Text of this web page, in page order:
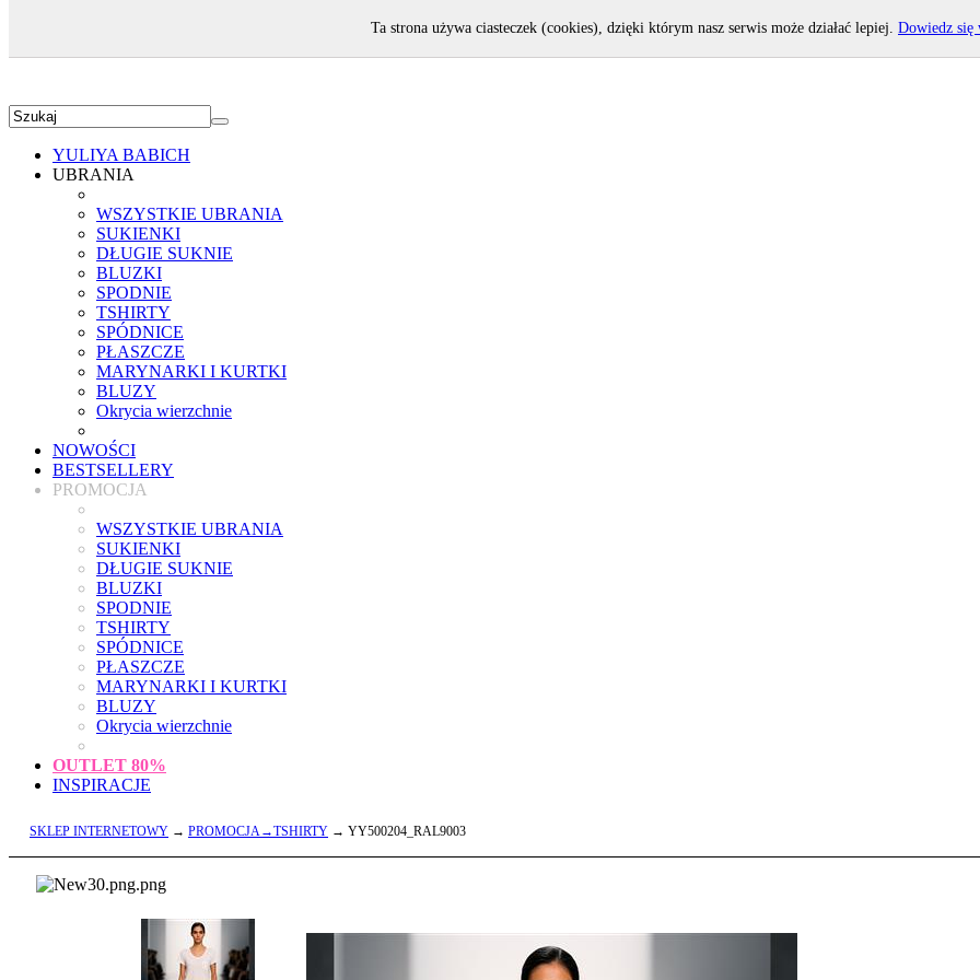
YULIYA BABICH
UBRANIA
WSZYSTKIE UBRANIA
SUKIENKI
DŁUGIE SUKNIE
BLUZKI
SPODNIE
TSHIRTY
SPÓDNICE
PŁASZCZE
MARYNARKI I KURTKI
BLUZY
Okrycia wierzchnie
NOWOŚCI
BESTSELLERY
PROMOCJA
WSZYSTKIE UBRANIA
SUKIENKI
DŁUGIE SUKNIE
BLUZKI
SPODNIE
TSHIRTY
SPÓDNICE
PŁASZCZE
MARYNARKI I KURTKI
BLUZY
Okrycia wierzchnie
OUTLET 80%
INSPIRACJE
SKLEP INTERNETOWY → PROMOCJA→TSHIRTY → YY500204_RAL9003
Ta strona używa ciasteczek (cookies), dzięki którym nasz serwis może działać lepiej. Dowiedz się